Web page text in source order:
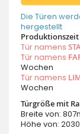
Die Türen
hergestellt
Tür namens
Tür namens
Wochen
Tür namens
Wochen
Türgröße mit
Breite von:
Höhe von: